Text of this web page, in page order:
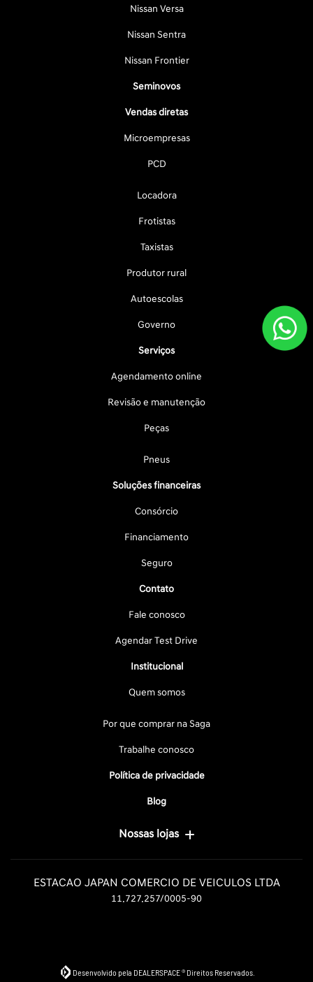
Nissan Versa
Nissan Sentra
Nissan Frontier
Seminovos
Vendas diretas
Microempresas
PCD
Locadora
Frotistas
Taxistas
Produtor rural
Autoescolas
Governo
Serviços
Agendamento online
Revisão e manutenção
Peças
Pneus
Soluções financeiras
Consórcio
Financiamento
Seguro
Contato
Fale conosco
Agendar Test Drive
Institucional
Quem somos
Por que comprar na Saga
Trabalhe conosco
Política de privacidade
Blog
Nossas lojas
ESTACAO JAPAN COMERCIO DE VEICULOS LTDA
11.727.257/0005-90
Desenvolvido pela DEALERSPACE ® Direitos Reservados.